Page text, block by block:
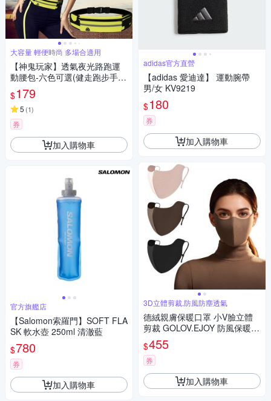
大容量 輕便時尚 多場合適用
【神鬼玩家】透氣夜光路跑運
動腰包-六色可選(健走跑步手機
腰包 防盜腰包 霹靂腰包 適用7
吋以下手機)
$179
5 (1)
券
加入購物車
官方旗艦店
【Salomon索羅門】SOFT FLA
SK 軟水壺 250ml 清澈藍
$780
券
加入購物車
adidas官方直營
【adidas 愛迪達】 運動腕帶
男/女 KV9219
$180
券
加入購物車
3D立體剪裁,防風防塵透氣
德絨親膚保暖口罩 小V臉立體
剪裁 GOLOV.EJOY 防風保暖面
罩 口罩 騎車 自行車 登山 運動
旅遊 逛街 修飾臉型 秋冬防塵防
曬 透氣口罩(超值二入組)
$455
券
加入購物車